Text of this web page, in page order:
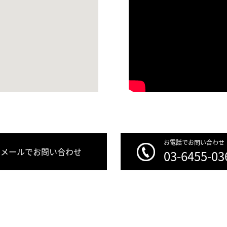
メールでお問い合わせ
お電話でお問い合わせ
03-6455-